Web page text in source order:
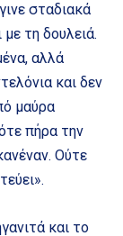
σταδιακά
με τη δουλειά.
αλλά
και δεν
μαύρα
πήρα την
Ούτε
και το